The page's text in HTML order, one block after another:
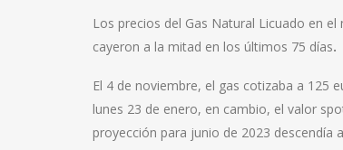
Los precios del Gas Natural Licuado en
cayeron a la mitad en los últimos 75 días.
El 4 de noviembre, el gas cotizaba a 125
lunes 23 de enero, en cambio, el valor
proyección para junio de 2023 descendía